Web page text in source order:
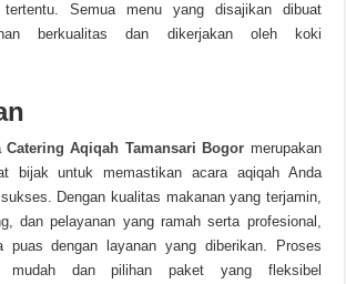
tertentu. Semua menu yang disajikan dibuat
berkualitas dan dikerjakan oleh koki
Catering Aqiqah Tamansari Bogor merupakan
bijak untuk memastikan acara aqiqah Anda
Dengan kualitas makanan yang terjamin,
dan pelayanan yang ramah serta profesional,
puas dengan layanan yang diberikan. Proses
mudah dan pilihan paket yang fleksibel